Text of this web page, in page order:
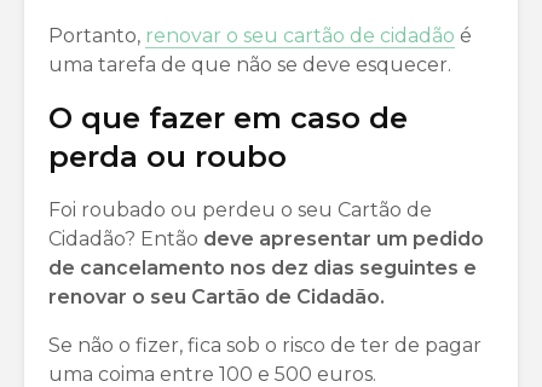
Portanto, renovar o seu cartão de cidadão é
uma tarefa de que não se deve esquecer.
O que fazer em caso de
perda ou roubo
Foi roubado ou perdeu o seu Cartão de
Cidadão? Então deve apresentar um pedido
de cancelamento nos dez dias seguintes e
renovar o seu Cartão de Cidadão.
Se não o fizer, fica sob o risco de ter de pagar
uma coima entre 100 e 500 euros.